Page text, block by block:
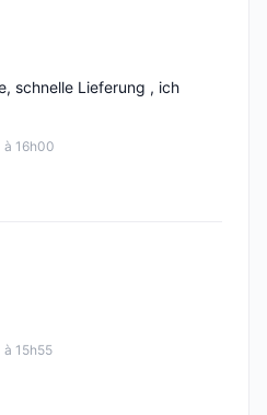
16h00
schnelle Lieferung , ich
15h55